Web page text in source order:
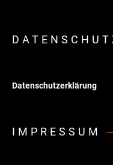
Datenschutzerklärung
IMPRESSUM